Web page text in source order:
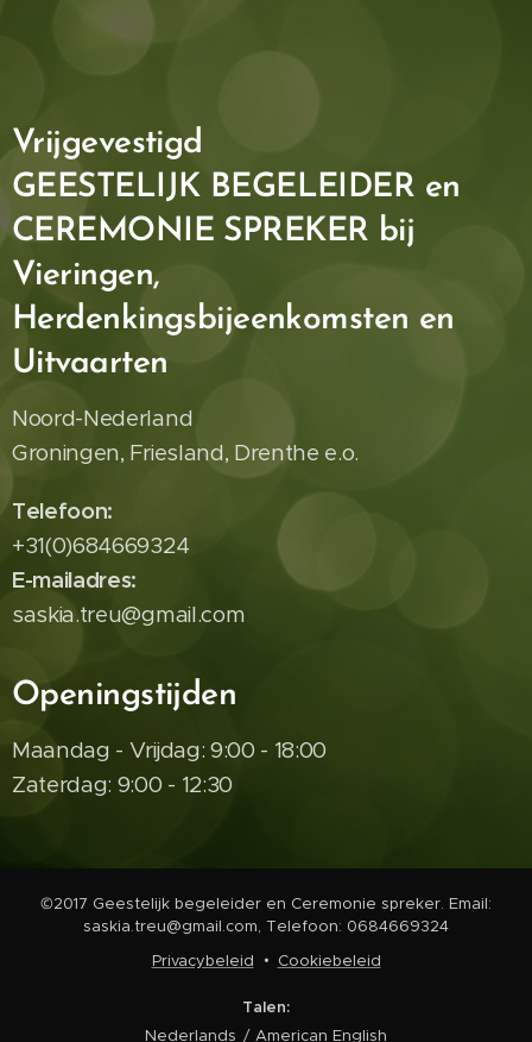
Vrijgevestigd
GEESTELIJK BEGELEIDER en
CEREMONIE SPREKER bij
Vieringen,
Herdenkingsbijeenkomsten en
Uitvaarten
Noord-Nederland
Groningen, Friesland, Drenthe e.o.
Telefoon:
+31(0)684669324
E-mailadres:
saskia.treu@gmail.com
Openingstijden
Maandag - Vrijdag: 9:00 - 18:00
Zaterdag: 9:00 - 12:30
©2017 Geestelijk begeleider en Ceremonie spreker. Email:
saskia.treu@gmail.com, Telefoon: 0684669324
Privacybeleid
Cookiebeleid
Talen
Nederlands
American English